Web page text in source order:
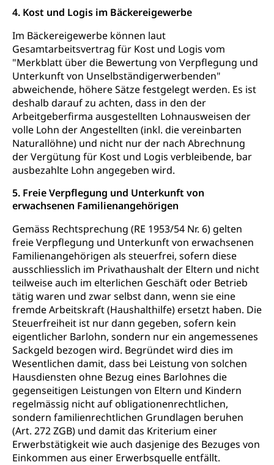
4. Kost und Logis im Bäckereigewerbe
Im Bäckereigewerbe können laut
Gesamtarbeitsvertrag für Kost und Logis vom
"Merkblatt über die Bewertung von Verpflegung und
Unterkunft von Unselbständigerwerbenden"
abweichende, höhere Sätze festgelegt werden. Es ist
deshalb darauf zu achten, dass in den der
Arbeitgeberfirma ausgestellten Lohnausweisen der
volle Lohn der Angestellten (inkl. die vereinbarten
Naturallöhne) und nicht nur der nach Abrechnung
der Vergütung für Kost und Logis verbleibende, bar
ausbezahlte Lohn angegeben wird.
5. Freie Verpflegung und Unterkunft von
erwachsenen Familienangehörigen
Gemäss Rechtsprechung (RE 1953/54 Nr. 6) gelten
freie Verpflegung und Unterkunft von erwachsenen
Familienangehörigen als steuerfrei, sofern diese
ausschliesslich im Privathaushalt der Eltern und nicht
teilweise auch im elterlichen Geschäft oder Betrieb
tätig waren und zwar selbst dann, wenn sie eine
fremde Arbeitskraft (Haushalthilfe) ersetzt haben. Die
Steuerfreiheit ist nur dann gegeben, sofern kein
eigentlicher Barlohn, sondern nur ein angemessenes
Sackgeld bezogen wird. Begründet wird dies im
Wesentlichen damit, dass bei Leistung von solchen
Hausdiensten ohne Bezug eines Barlohnes die
gegenseitigen Leistungen von Eltern und Kindern
regelmässig nicht auf obligationenrechtlichen,
sondern familienrechtlichen Grundlagen beruhen
(Art. 272 ZGB) und damit das Kriterium einer
Erwerbstätigkeit wie auch dasjenige des Bezuges von
Einkommen aus einer Erwerbsquelle entfällt.
Raumdatenpool
Richtplanung Kanton Luzern (ARE)
Raum und Wirtschaft rawi